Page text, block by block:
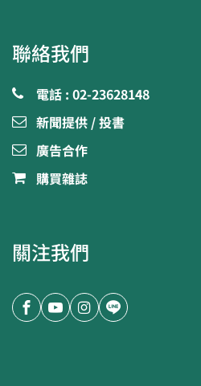
聯絡我們
電話 : 02-23628148
新聞提供 / 投書
廣告合作
購買雜誌
關注我們